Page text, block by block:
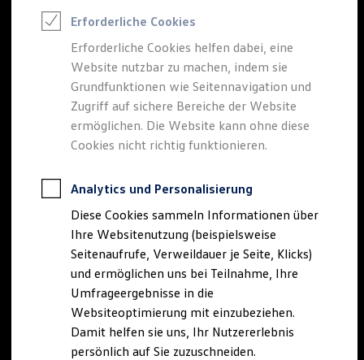
Elektroauto Leasing
Kleinwagen-Leasing
Leasing ohne Anzahlung
Finanzierung
Autokredit mit Schlussrate
Versicherungen und Garantien
Kfz-Versicherung
Restschuldversicherungen
Garantien
Professional Class bei Volkswagen
Behörden
Direktkunden
Sonderfahrzeuge
Anpfiff zum Gewinn
Elektromobilität
Elektroautos
ID. Tutorials
Elektrofahrzeugkonzepte
ID. EVERY1
Reichweite
Der neue
EDITION 20
Besonders sportlich. Exklusiv ausgestattet.
Tiguan EDITION 20 konfigurieren
Mehr zum Tiguan EDITION 20
Erforderliche Cookies
Erforderliche Cookies helfen dabei, eine
Website nutzbar zu machen, indem sie
Grundfunktionen wie Seitennavigation und
Zugriff auf sichere Bereiche der Website
ermöglichen. Die Website kann ohne diese
Cookies nicht richtig funktionieren.
Analytics und Personalisierung
Diese Cookies sammeln Informationen über
Ihre Websitenutzung (beispielsweise
Seitenaufrufe, Verweildauer je Seite, Klicks)
und ermöglichen uns bei Teilnahme, Ihre
Umfrageergebnisse in die
Websiteoptimierung mit einzubeziehen.
Damit helfen sie uns, Ihr Nutzererlebnis
persönlich auf Sie zuzuschneiden.